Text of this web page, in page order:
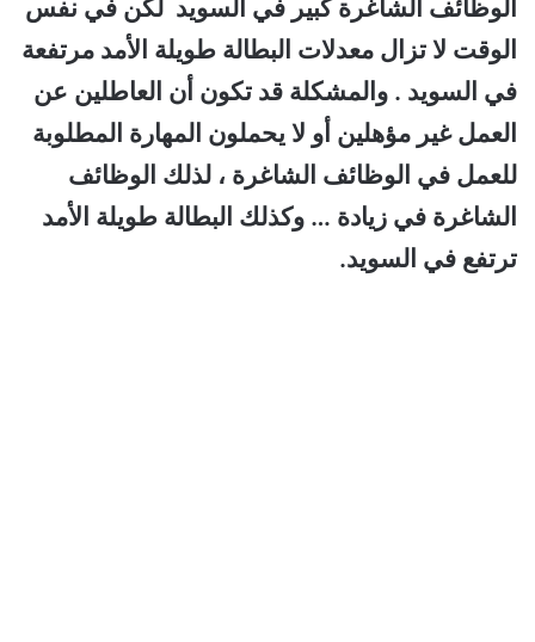
الوظائف الشاغرة كبير في السويد لكن في نفس
الوقت لا تزال معدلات البطالة طويلة الأمد مرتفعة
في السويد . والمشكلة قد تكون أن العاطلين عن
العمل غير مؤهلين أو لا يحملون المهارة المطلوبة
للعمل في الوظائف الشاغرة ، لذلك الوظائف
الشاغرة في زيادة … وكذلك البطالة طويلة الأمد
ترتفع في السويد.